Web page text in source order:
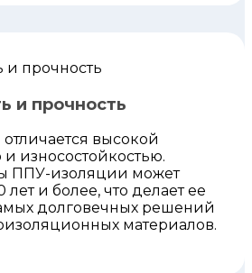
и прочность
высокой
износостойкостью.
ППУ-изоляции может
лет и более, что делает ее
долговечных решений
материалов.